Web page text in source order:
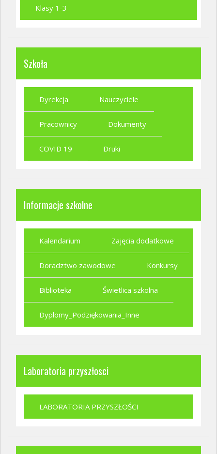
Klasy 1-3
Szkoła
Dyrekcja Nauczyciele
Pracownicy Dokumenty
COVID 19 Druki
Informacje szkolne
Kalendarium Zajęcia dodatkowe
Doradztwo zawodowe Konkursy
Biblioteka Świetlica szkolna
Dyplomy_Podziękowania_Inne
Laboratoria przyszłosci
LABORATORIA PRZYSZŁOŚCI